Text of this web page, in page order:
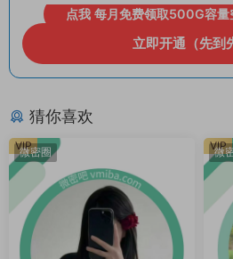
点我 每月免费领取500G容
立即开通（先到
猜你喜欢
微密圈
VIP 微
VIP